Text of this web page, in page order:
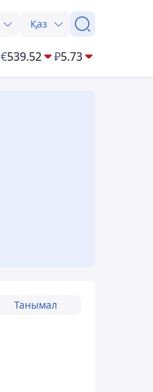
Қаз
€539.52 ₽5.73
Танымал